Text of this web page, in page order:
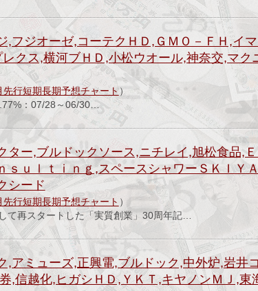
ジオーゼ,コーテクＨＤ,ＧＭＯ－ＦＨ,イ
クス,横河ブＨＤ,小松ウオール,神奈交,マク
行短期長期予想チャート）
：07/28～06/30…
ー,ブルドックソース,ニチレイ,旭松食品,
ｕｌｔｉｎｇ,スペースシャワーＳＫＩＹ
シード
行短期長期予想チャート ）
て再スタートした「実質創業」30周年記…
ミューズ,正興電,ブルドック,中外炉,岩井
,信越化,ヒガシＨＤ,ＹＫＴ,キヤノンＭＪ,東